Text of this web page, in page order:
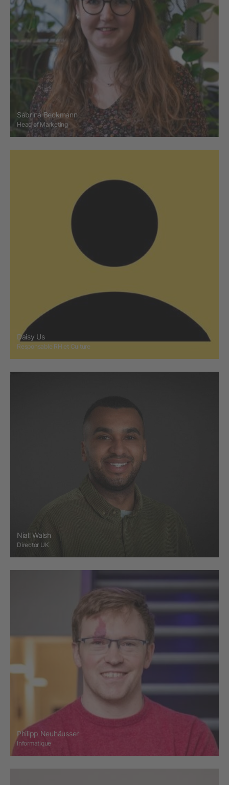
Sabrina Beckmann
Head of Marketing
Daisy Us
Responsable RH et Culture
Niall Walsh
Director UK
Philipp Neuhäusser
Informatique